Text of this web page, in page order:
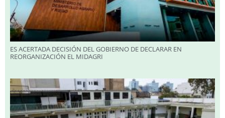
ES ACERTADA DECISIÓN DEL GOBIERNO DE DECLARAR EN
REORGANIZACIÓN EL MIDAGRI